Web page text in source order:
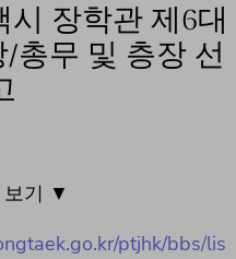
시 장학관 제6대
총무 및 층장 선
보기 ▼
ptjhk/bbs/lis